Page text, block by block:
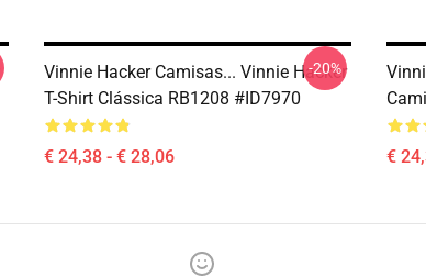
Vinnie Hacker Camisas... Vinnie Hacker
T-Shirt Clássica RB1208 #ID7970
€ 24,38 - € 28,06
-20%
€